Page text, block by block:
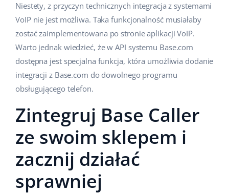
Niestety, z przyczyn technicznych integracja z systemami
VoIP nie jest możliwa. Taka funkcjonalność musiałaby
zostać zaimplementowana po stronie aplikacji VoIP.
Warto jednak wiedzieć, że w API systemu Base.com
dostępna jest specjalna funkcja, która umożliwia dodanie
integracji z Base.com do dowolnego programu
obsługującego telefon.
Zintegruj Base Caller
ze swoim sklepem i
zacznij działać
sprawniej